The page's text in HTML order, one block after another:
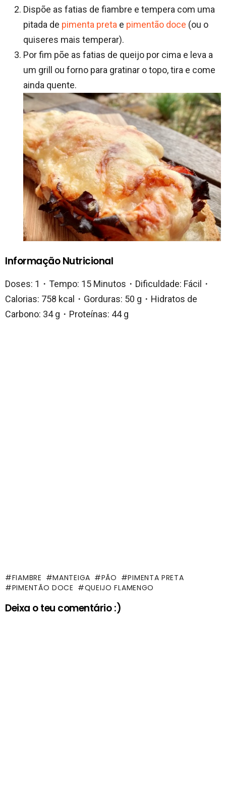
Dispõe as fatias de fiambre e tempera com uma
pitada de pimenta preta e pimentão doce (ou o
quiseres mais temperar).
Por fim põe as fatias de queijo por cima e leva a
um grill ou forno para gratinar o topo, tira e come
ainda quente.
Informação Nutricional
Doses: 1・Tempo: 15 Minutos・Dificuldade: Fácil・
Calorias: 758 kcal・Gorduras: 50 g・Hidratos de
Carbono: 34 g・Proteínas: 44 g
FIAMBRE MANTEIGA PÃO
PIMENTA PRETA
PIMENTÃO DOCE
QUEIJO FLAMENGO
Deixa o teu comentário :)